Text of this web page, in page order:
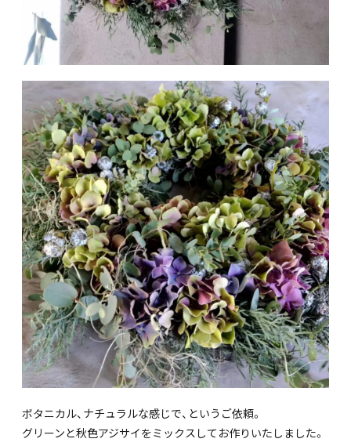
ボタニカル、ナチュラルな感じで、というご依頼。
グリーンと秋色アジサイをミックスしてお作りいたしました。